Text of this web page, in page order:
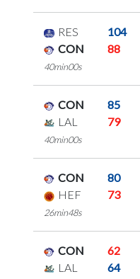
RES
104
CON
88
40min00s
CON
85
LAL
79
40min00s
CON
80
HEF
73
26min48s
CON
62
LAL
64